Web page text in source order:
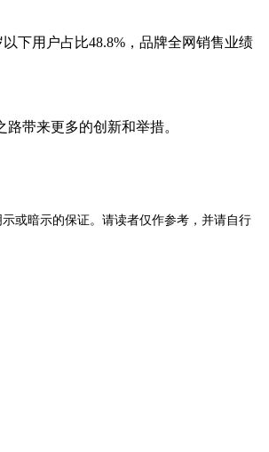
下用户占比48.8%，品牌全网销售业绩
带来更多的创新和举措。
或暗示的保证。请读者仅作参考，并请自行